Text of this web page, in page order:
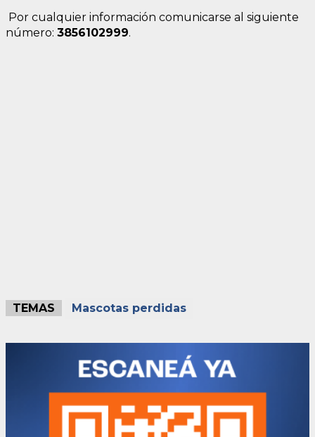
Por cualquier información comunicarse al siguiente
número: 3856102999.
TEMAS Mascotas perdidas